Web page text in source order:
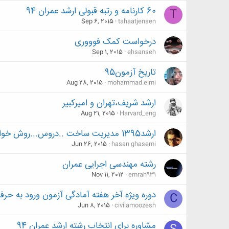
T 60 کارنامه و رتبه قبولی ارشد عمران 94
tahaatjensen
Sep 6, 2015
درخواست کمک فوووری
ehsanseh
Sep 1, 2015
تاریخ آزمون95
mohammad.elmi
Aug 28, 2015
ارشد شریف،تهران و امیرکبیر
Harvard_eng
Aug 21, 2015
ارشد1395 مدیریت ساخت ..دروس...روش خواندن
hasan ghasemi
Jun 26, 2015
رشته مهندسی اجرایی عمران
emrah931
Nov 11, 2012
C دوره ویژه آخر هفته آمادگی آزمون ورود به
civilamoozesh
Jun 8, 2015
مشاوره برای انتخاب رشته ارشد عمران 94